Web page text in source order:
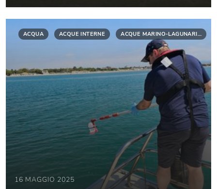
ACQUA ACQUE INTERNE ACQUE MARINO-LAGUNARI…
16 MAGGIO 2025